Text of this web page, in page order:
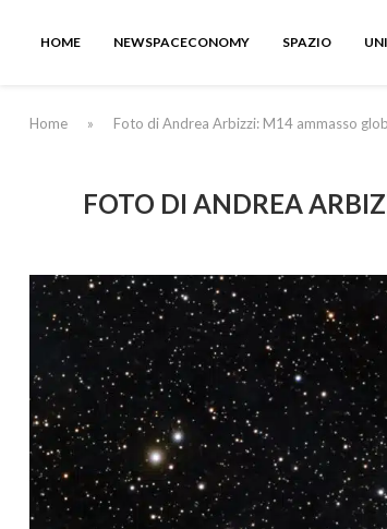
HOME NEWSPACECONOMY SPAZIO
Home » Foto di Andrea Arbizzi: M14 ammasso
FOTO DI ANDREA